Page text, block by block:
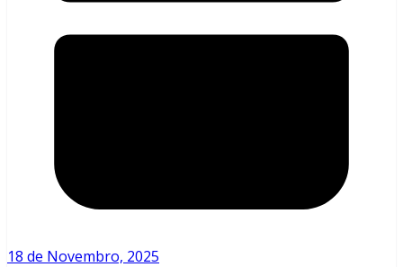
18 de Novembro, 2025